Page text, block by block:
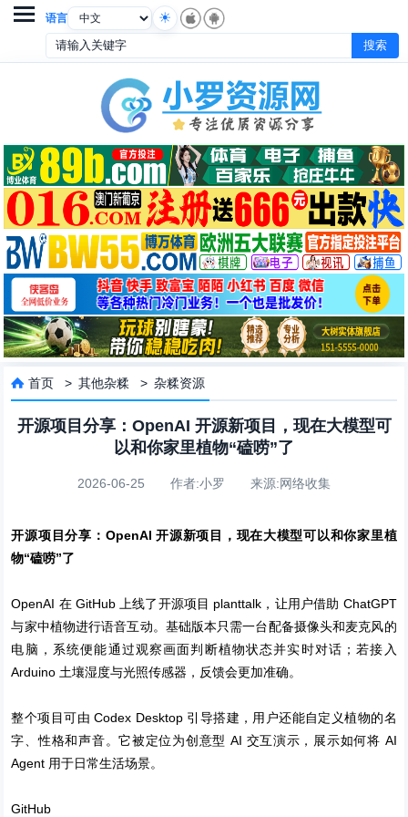
语言

 首页 >其他杂糅 >杂糅资源
开源项目分享：OpenAI 开源新项目，现在大模型可
以和你家里植物“磕唠”了
2026-06-25 作者:小罗 来源:网络收集
开源项目分享：OpenAI 开源新项目，现在大模型可以和你家里植
物“磕唠”了
OpenAI 在 GitHub 上线了开源项目 planttalk，让用户借助 ChatGPT
与家中植物进行语音互动。基础版本只需一台配备摄像头和麦克风的
电脑，系统便能通过观察画面判断植物状态并实时对话；若接入
Arduino 土壤湿度与光照传感器，反馈会更加准确。
整个项目可由 Codex Desktop 引导搭建，用户还能自定义植物的名
字、性格和声音。它被定位为创意型 AI 交互演示，展示如何将 AI
Agent 用于日常生活场景。
GitHub